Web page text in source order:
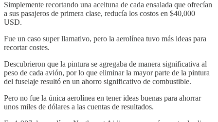
Simplemente recortando una aceituna de cada ensalada que ofrecían
a sus pasajeros de primera clase, reducía los costos en $40,000
USD.
Fue un caso super llamativo, pero la aerolínea tuvo más ideas para
recortar costes.
Descubrieron que la pintura se agregaba de manera significativa al
peso de cada avión, por lo que eliminar la mayor parte de la pintura
del fuselaje resultó en un ahorro significativo de combustible.
Pero no fue la única aerolínea en tener ideas buenas para ahorrar
unos miles de dólares a las cuentas de resultados.